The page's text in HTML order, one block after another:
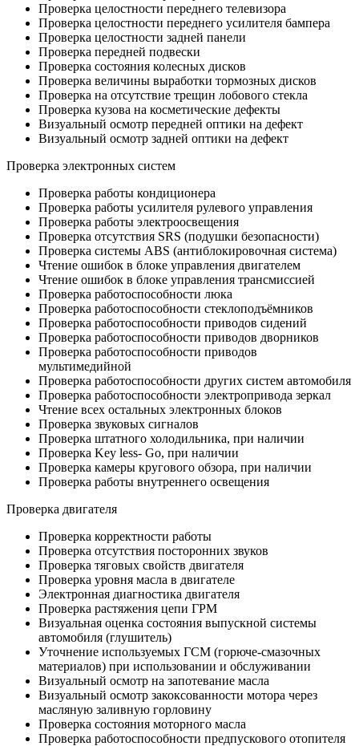
Проверка целостности переднего телевизора
Проверка целостности переднего усилителя бампера
Проверка целостности задней панели
Проверка передней подвески
Проверка состояния колесных дисков
Проверка величины выработки тормозных дисков
Проверка на отсутствие трещин лобового стекла
Проверка кузова на косметические дефекты
Визуальный осмотр передней оптики на дефект
Визуальный осмотр задней оптики на дефект
Проверка электронных систем
Проверка работы кондиционера
Проверка работы усилителя рулевого управления
Проверка работы электроосвещения
Проверка отсутствия SRS (подушки безопасности)
Проверка системы ABS (антиблокировочная система)
Чтение ошибок в блоке управления двигателем
Чтение ошибок в блоке управления трансмиссией
Проверка работоспособности люка
Проверка работоспособности стеклоподъёмников
Проверка работоспособности приводов сидений
Проверка работоспособности приводов дворников
Проверка работоспособности приводов
мультимедийной
Проверка работоспособности других систем автомобиля
Проверка работоспособности электропривода зеркал
Чтение всех остальных электронных блоков
Проверка звуковых сигналов
Проверка штатного холодильника, при наличии
Проверка Key less- Go, при наличии
Проверка камеры кругового обзора, при наличии
Проверка работы внутреннего освещения
Проверка двигателя
Проверка корректности работы
Проверка отсутствия посторонних звуков
Проверка тяговых свойств двигателя
Проверка уровня масла в двигателе
Электронная диагностика двигателя
Проверка растяжения цепи ГРМ
Визуальная оценка состояния выпускной системы
автомобиля (глушитель)
Уточнение используемых ГСМ (горюче-смазочных
материалов) при использовании и обслуживании
Визуальный осмотр на запотевание масла
Визуальный осмотр закоксованности мотора через
масляную заливную горловину
Проверка состояния моторного масла
Проверка работоспособности предпускового отопителя